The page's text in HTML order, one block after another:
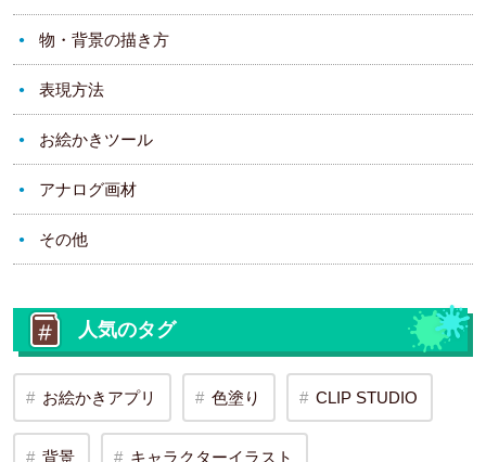
物・背景の描き方
表現方法
お絵かきツール
アナログ画材
その他
人気のタグ
お絵かきアプリ 色塗り CLIP STUDIO
背景 キャラクターイラスト